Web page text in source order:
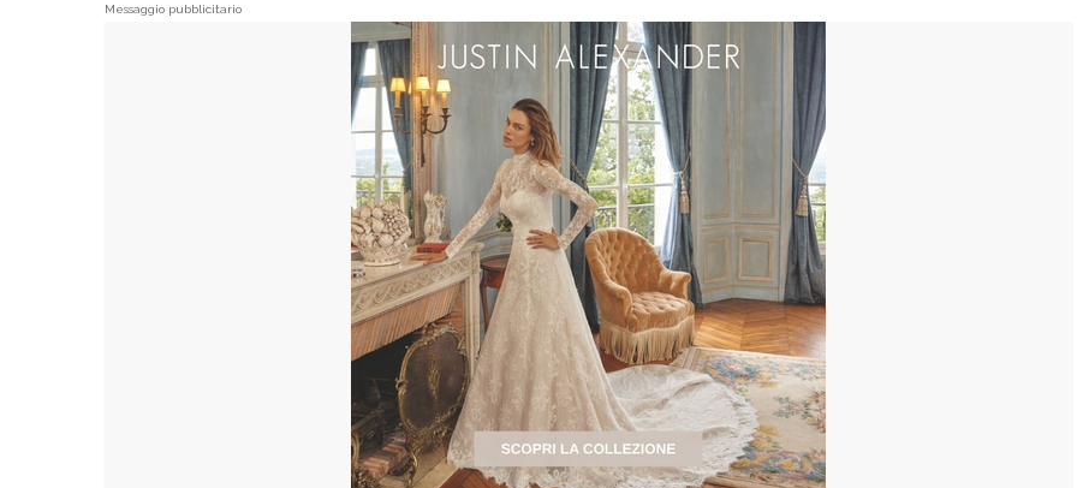
Messaggio pubblicitario